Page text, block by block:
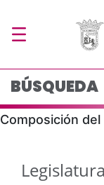
BÚSQUEDA
Composición